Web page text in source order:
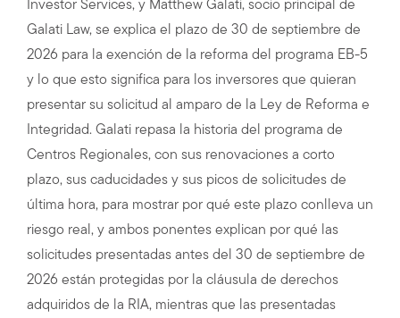
Investor Services, y Matthew Galati, socio principal de
Galati Law, se explica el plazo de 30 de septiembre de
2026 para la exención de la reforma del programa EB-5
y lo que esto significa para los inversores que quieran
presentar su solicitud al amparo de la Ley de Reforma e
Integridad. Galati repasa la historia del programa de
Centros Regionales, con sus renovaciones a corto
plazo, sus caducidades y sus picos de solicitudes de
última hora, para mostrar por qué este plazo conlleva un
riesgo real, y ambos ponentes explican por qué las
solicitudes presentadas antes del 30 de septiembre de
2026 están protegidas por la cláusula de derechos
adquiridos de la RIA, mientras que las presentadas